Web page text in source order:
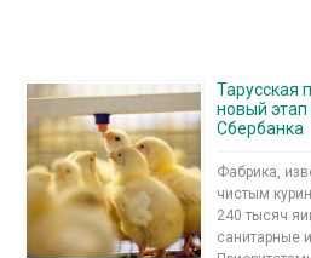
Тарусская
новый
Сбербанка
Фабрика,
чистым
240 тысяч
санитарные